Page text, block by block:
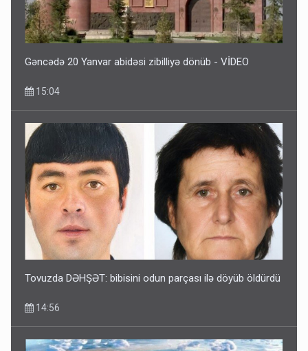
Gəncədə 20 Yanvar abidəsi zibilliyə dönüb - VİDEO
15:04
Tovuzda DƏHŞƏT: bibisini odun parçası ilə döyüb öldürdü
14:56